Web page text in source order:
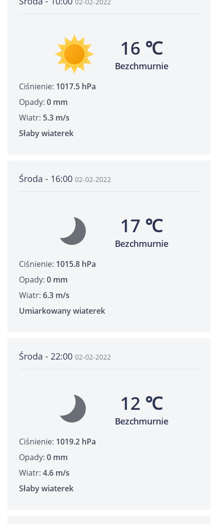
16 ℃
Bezchmurnie
Ciśnienie: 1017.5 hPa
Opady: 0 mm
Wiatr: 5.3 m/s
Słaby wiaterek
Środa - 16:00 02-02-2022
17 ℃
Bezchmurnie
Ciśnienie: 1015.8 hPa
Opady: 0 mm
Wiatr: 6.3 m/s
Umiarkowany wiaterek
Środa - 22:00 02-02-2022
12 ℃
Bezchmurnie
Ciśnienie: 1019.2 hPa
Opady: 0 mm
Wiatr: 4.6 m/s
Słaby wiaterek